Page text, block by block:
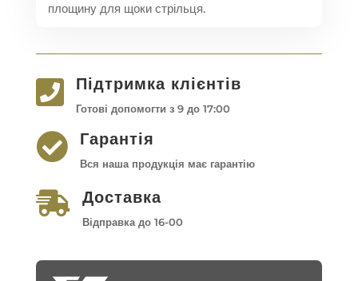
площину для щоки стрільця.
 Підтримка клієнтів
Готові допомогти з 9 до 17:00
 Гарантія
Вся наша продукція має гарантію
 Доставка
Відправка до 16-00